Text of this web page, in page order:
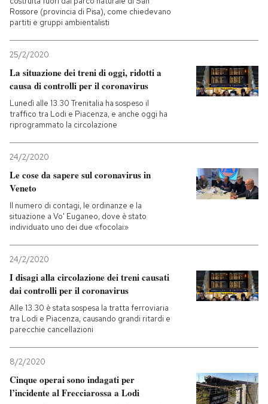
Rossore (provincia di Pisa), come chiedevano
partiti e gruppi ambientalisti
25/2/2020
La situazione dei treni di oggi, ridotti a
causa di controlli per il coronavirus
Lunedì alle 13.30 Trenitalia ha sospeso il
traffico tra Lodi e Piacenza, e anche oggi ha
riprogrammato la circolazione
24/2/2020
Le cose da sapere sul coronavirus in
Veneto
Il numero di contagi, le ordinanze e la
situazione a Vo' Euganeo, dove è stato
individuato uno dei due «focolai»
24/2/2020
I disagi alla circolazione dei treni causati
dai controlli per il coronavirus
Alle 13.30 è stata sospesa la tratta ferroviaria
tra Lodi e Piacenza, causando grandi ritardi e
parecchie cancellazioni
8/2/2020
Cinque operai sono indagati per
l’incidente al Frecciarossa a Lodi